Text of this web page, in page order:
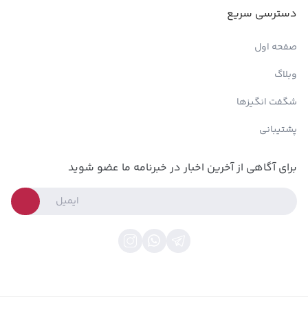
دسترسی سریع
صفحه اول
وبلاگ
شگفت انگیزها
پشتیبانی
برای آگاهی از آخرین اخبار در خبرنامه ما عضو شوید